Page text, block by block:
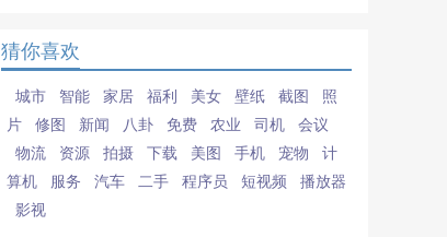
猜你喜欢
城市 智能 家居 福利 美女 壁纸 截图
照
片
修图 新闻 八卦 免费 农业 司机
会议
物流
资源 拍摄 下载 美图 手机 宠物
计
算机
服务 汽车 二手 程序员 短视频
播放器
影视